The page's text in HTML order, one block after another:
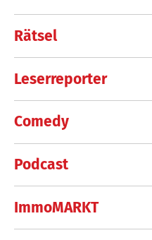
Rätsel
Leserreporter
Comedy
Podcast
ImmoMARKT